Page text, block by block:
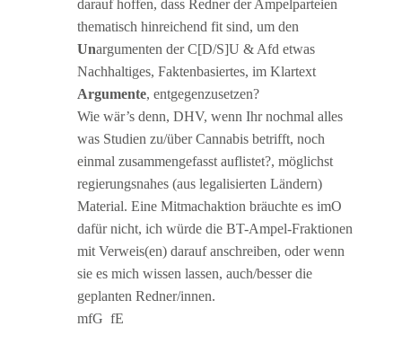
darauf hoffen, dass Redner der Ampelparteien
thematisch hinreichend fit sind, um den
Unargumenten der C[D/S]U & Afd etwas
Nachhaltiges, Faktenbasiertes, im Klartext
Argumente, entgegenzusetzen?
Wie wär’s denn, DHV, wenn Ihr nochmal alles
was Studien zu/über Cannabis betrifft, noch
einmal zusammengefasst auflistet?, möglichst
regierungsnahes (aus legalisierten Ländern)
Material. Eine Mitmachaktion bräuchte es imO
dafür nicht, ich würde die BT-Ampel-Fraktionen
mit Verweis(en) darauf anschreiben, oder wenn
sie es mich wissen lassen, auch/besser die
geplanten Redner/innen.
mfG fE